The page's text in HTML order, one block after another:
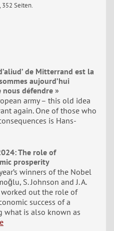
352 Seiten.
de Mitterrand est la
aujourd’hui
défendre »
army – this old idea
again. One of those who
is Hans-
The role of
prosperity
winners of the Nobel
S. Johnson and J. A.
out the role of
success of a
is also known as